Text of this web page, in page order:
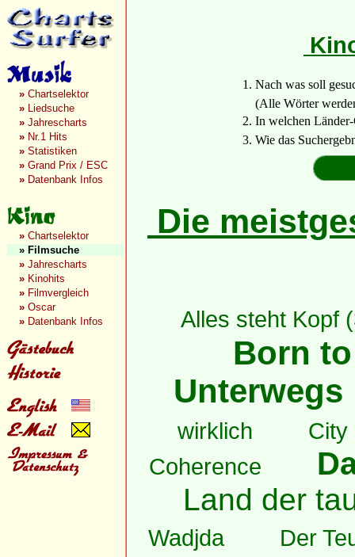
» Chartselektor
» Liedsuche
» Jahrescharts
» Nr.1 Hits
» Statistiken
» Grand Prix / ESC
» Datenbank Infos
» Chartselektor
» Filmsuche
» Jahrescharts
» Kinohits
» Filmvergleich
» Oscar
» Datenbank Infos
1. Nach was soll
(Alle Wörter
2. In welchen Länder-
3. Wie das
Die
Alles steht Kopf
Born
Unterwegs
wirklich
City
Coherence
Land der
Wadjda
Der